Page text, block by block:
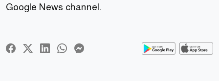
Google News channel.